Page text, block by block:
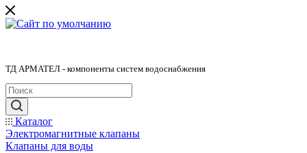
ТД АРМАТЕЛ - компоненты систем водоснабжения
Каталог
Электромагнитные клапаны
Клапаны для воды